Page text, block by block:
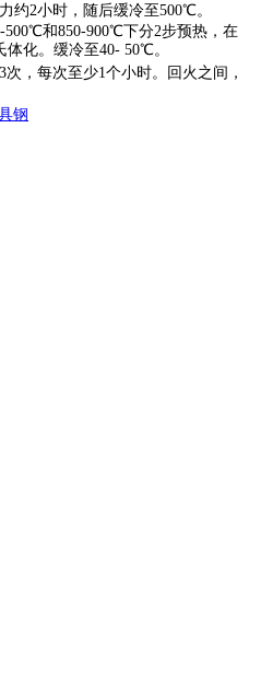
约2小时，随后缓冷至500℃。
500℃和850-900℃下分2步预热，在
化。缓冷至40- 50℃。
，每次至少1个小时。回火之间，
钢